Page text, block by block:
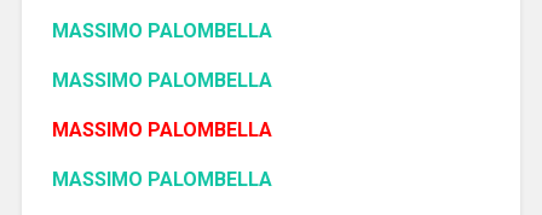
MASSIMO PALOMBELLA
MASSIMO PALOMBELLA
MASSIMO PALOMBELLA
MASSIMO PALOMBELLA